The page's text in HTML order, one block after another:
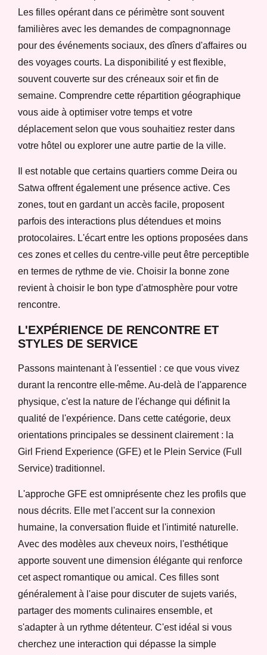
Les filles opérant dans ce périmètre sont souvent
familières avec les demandes de compagnonnage
pour des événements sociaux, des dîners d'affaires ou
des voyages courts. La disponibilité y est flexible,
souvent couverte sur des créneaux soir et fin de
semaine. Comprendre cette répartition géographique
vous aide à optimiser votre temps et votre
déplacement selon que vous souhaitiez rester dans
votre hôtel ou explorer une autre partie de la ville.
Il est notable que certains quartiers comme Deira ou
Satwa offrent également une présence active. Ces
zones, tout en gardant un accès facile, proposent
parfois des interactions plus détendues et moins
protocolaires. L'écart entre les options proposées dans
ces zones et celles du centre-ville peut être perceptible
en termes de rythme de vie. Choisir la bonne zone
revient à choisir le bon type d'atmosphère pour votre
rencontre.
L'EXPÉRIENCE DE RENCONTRE ET
STYLES DE SERVICE
Passons maintenant à l'essentiel : ce que vous vivez
durant la rencontre elle-même. Au-delà de l'apparence
physique, c'est la nature de l'échange qui définit la
qualité de l'expérience. Dans cette catégorie, deux
orientations principales se dessinent clairement : la
Girl Friend Experience (GFE) et le Plein Service (Full
Service) traditionnel.
L'approche GFE est omniprésente chez les profils que
nous décrits. Elle met l'accent sur la connexion
humaine, la conversation fluide et l'intimité naturelle.
Avec des modèles aux cheveux noirs, l'esthétique
apporte souvent une dimension élégante qui renforce
cet aspect romantique ou amical. Ces filles sont
généralement à l'aise pour discuter de sujets variés,
partager des moments culinaires ensemble, et
s'adapter à un rythme détenteur. C'est idéal si vous
cherchez une interaction qui dépasse la simple